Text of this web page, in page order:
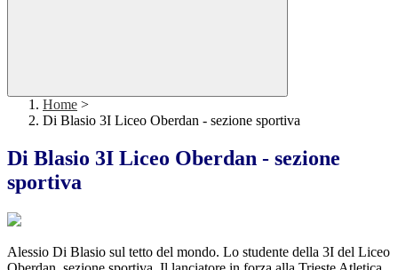
Home >
Di Blasio 3I Liceo Oberdan - sezione sportiva
Di Blasio 3I Liceo Oberdan - sezione
sportiva
Alessio Di Blasio sul tetto del mondo. Lo studente della 3I del Liceo